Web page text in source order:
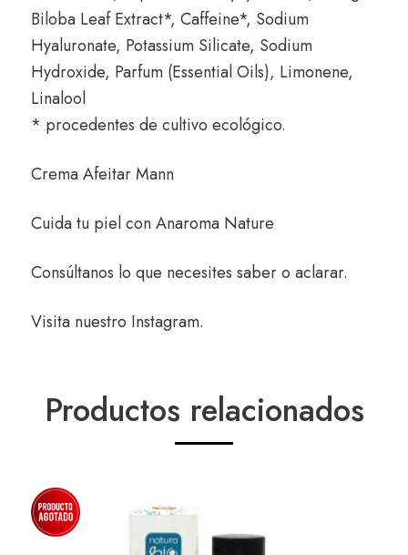
Biloba Leaf Extract*, Caffeine*, Sodium
Hyaluronate, Potassium Silicate, Sodium
Hydroxide, Parfum (Essential Oils), Limonene,
Linalool
* procedentes de cultivo ecológico.
Crema Afeitar Mann
Cuida tu piel conAnaroma Nature
Consúltanos lo que necesites saber o aclarar.
Visita nuestro Instagram.
Productos relacionados